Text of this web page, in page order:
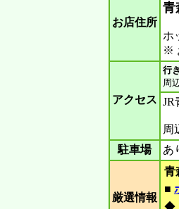
お店住所
青
ホ
※
アクセス
行
周
JR
周
駐車場
あ
厳選情報
青
■